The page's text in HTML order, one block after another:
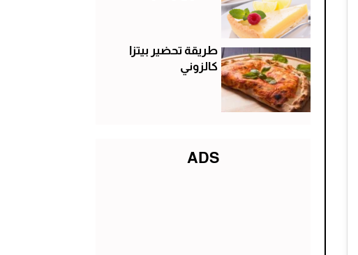
طريقة تحضير بيتزا
كالزوني
ADS